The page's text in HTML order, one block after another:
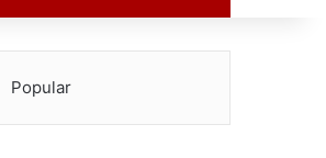
Popular